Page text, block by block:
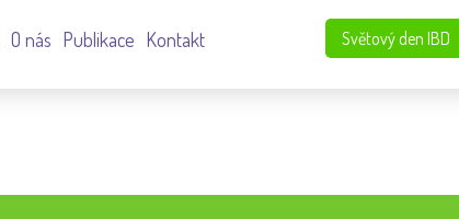
Světový den IBD
O nás Publikace Kontakt